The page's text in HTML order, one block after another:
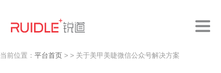
当前位置： 平台首页 > > 关于美甲美睫微信公众号解决方案